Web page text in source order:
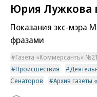
Юрия Лужкова
Показания экс-мэра
фразами
Газета «Коммерсантъ»
Происшествия
Сенаторов
Архив газеты